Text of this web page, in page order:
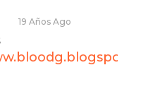
19 Años Ago